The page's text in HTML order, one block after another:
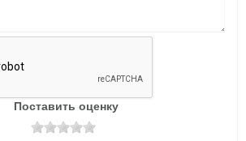
Поставить оценку